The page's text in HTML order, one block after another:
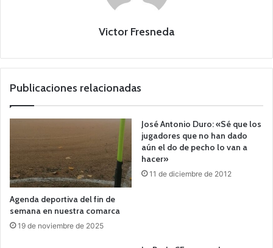
Victor Fresneda
Publicaciones relacionadas
Agenda deportiva del fin de
semana en nuestra comarca
19 de noviembre de 2025
José Antonio Duro: «Sé que los
jugadores que no han dado
aún el do de pecho lo van a
hacer»
11 de diciembre de 2012